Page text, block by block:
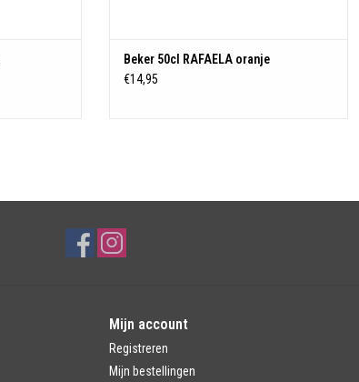
Beker 50cl RAFAELA oranje
€14,95
Mijn account
Registreren
Mijn bestellingen